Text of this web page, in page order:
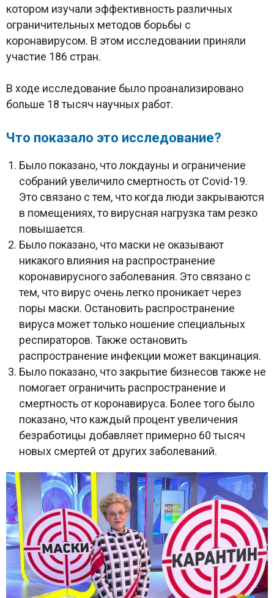
котором изучали эффективность различных
ограничительных методов борьбы с
коронавирусом. В этом исследовании приняли
участие 186 стран.
В ходе исследование было проанализировано
больше 18 тысяч научных работ.
Что показало это исследование?
Было показано, что локдауны и ограничение
собраний увеличило смертность от Covid-19.
Это связано с тем, что когда люди закрываются
в помещениях, то вирусная нагрузка там резко
повышается.
Было показано, что маски не оказывают
никакого влияния на распространение
коронавирусного заболевания. Это связано с
тем, что вирус очень легко проникает через
поры маски. Остановить распространение
вируса может только ношение специальных
респираторов. Также остановить
распространение инфекции может вакцинация.
Было показано, что закрытие бизнесов также не
помогает ограничить распространение и
смертность от коронавируса. Более того было
показано, что каждый процент увеличения
безработицы добавляет примерно 60 тысяч
новых смертей от других заболеваний.